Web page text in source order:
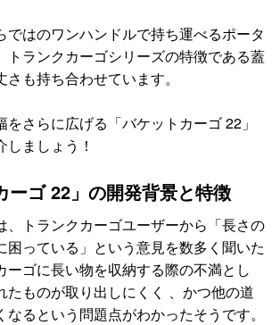
ではのワンハンドルで持ち運べるポータ
トランクカーゴシリーズの特徴である蓋
も持ち合わせています。
をさらに広げる「バケットカーゴ 22」
ましょう！
ーゴ 22」の開発背景と特徴
、トランクカーゴユーザーから「長さの
困っている」という意見を数多く聞いた
ーゴに長い物を収納する際の不満とし
たものが取り出しにくく 、かつ他の道
るという問題点がわかったそうです。